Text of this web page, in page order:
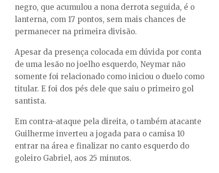
negro, que acumulou a nona derrota seguida, é o
lanterna, com 17 pontos, sem mais chances de
permanecer na primeira divisão.
Apesar da presença colocada em dúvida por conta
de uma lesão no joelho esquerdo, Neymar não
somente foi relacionado como iniciou o duelo como
titular. E foi dos pés dele que saiu o primeiro gol
santista.
Em contra-ataque pela direita, o também atacante
Guilherme inverteu a jogada para o camisa 10
entrar na área e finalizar no canto esquerdo do
goleiro Gabriel, aos 25 minutos.